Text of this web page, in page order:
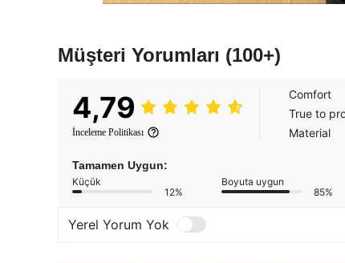
Müşteri Yorumları (100+)
4,79
İnceleme Politikası
Comfort
True to
Material
Tamamen Uygun:
Küçük
12%
Boyuta uygun
85%
Yerel Yorum Yok